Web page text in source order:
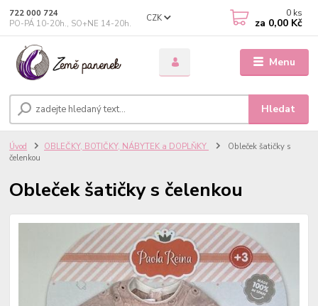
Menu
CZK
Hledat
722 000 724
PO-PÁ 10-20h., SO+NE 14-20h.
0 ks
za 0,00 Kč
Úvod OBLEČKY, BOTIČKY, NÁBYTEK a DOPLŇKY
Obleček šatičky s
čelenkou
Obleček šatičky s čelenkou